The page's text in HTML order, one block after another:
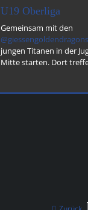
U19 Oberliga
Gemeinsam mit den
@giessengoldendragons
jungen Titanen in der
Mitte starten. Dort